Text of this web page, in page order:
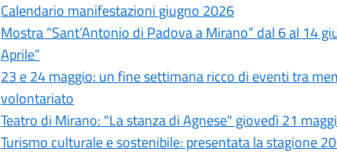
Calendario manifestazioni giugno 2026
Mostra “Sant’Antonio di Padova a Mirano” dal 6 al 14
Aprile”
23 e 24 maggio: un fine settimana ricco di eventi tra
volontariato
Teatro di Mirano: "La stanza di Agnese" giovedì 21
Turismo culturale e sostenibile: presentata la stagione